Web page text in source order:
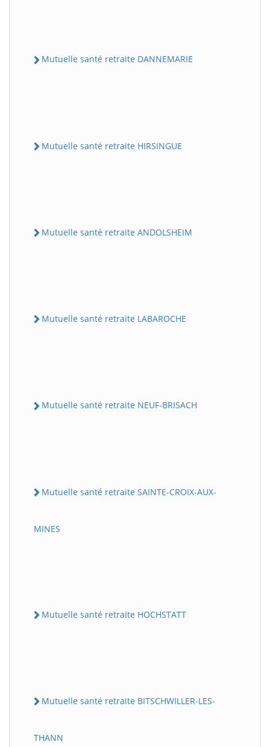
Mutuelle santé retraite DANNEMARIE
Mutuelle santé retraite HIRSINGUE
Mutuelle santé retraite ANDOLSHEIM
Mutuelle santé retraite LABAROCHE
Mutuelle santé retraite NEUF-BRISACH
Mutuelle santé retraite SAINTE-CROIX-AUX-
MINES
Mutuelle santé retraite HOCHSTATT
Mutuelle santé retraite BITSCHWILLER-LES-
THANN